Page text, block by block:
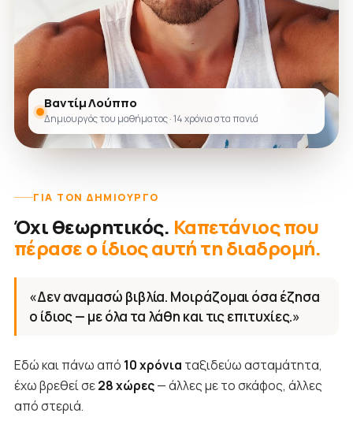
Βαντίμ Λούππο
Δημιουργός του μαθήματος · 14 χρόνια στα πανιά
ΓΙΑ ΤΟΝ ΔΗΜΙΟΥΡΓΌ
Όχι θεωρητικός. Καπετάνιος που
πέρασε ο ίδιος αυτή τη διαδρομή.
«Δεν αναμασώ βιβλία. Μοιράζομαι όσα έζησα
ο ίδιος — με όλα τα λάθη και τις επιτυχίες.»
Εδώ και πάνω από 10 χρόνια ταξιδεύω ασταμάτητα,
έχω βρεθεί σε28 χώρες— άλλες με το σκάφος, άλλες
από στεριά.